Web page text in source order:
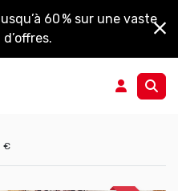
60 % sur une vaste
€